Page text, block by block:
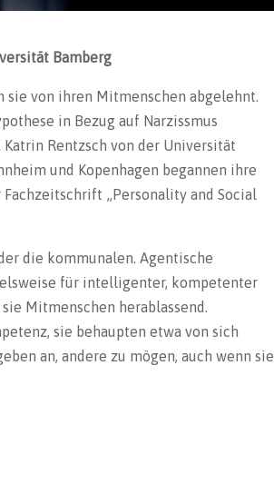
Bamberg
sie von ihren Mitmenschen abgelehnt.
in Bezug auf Narzissmus
Rentzsch von der Universität
und Kopenhagen begannen ihre
„Personality and Social
die kommunalen. Agentische
für intelligenter, kompetenter
Mitmenschen herablassend.
sie behaupten etwa von sich
an, andere zu mögen, auch wenn sie